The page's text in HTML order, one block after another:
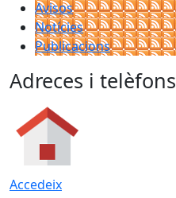
Avisos
Notícies
Publicacions
Adreces i telèfons
Accedeix